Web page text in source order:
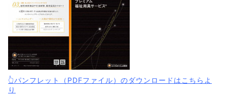
👆パンフレット（PDFファイル）のダウンロードはこちらよ
り